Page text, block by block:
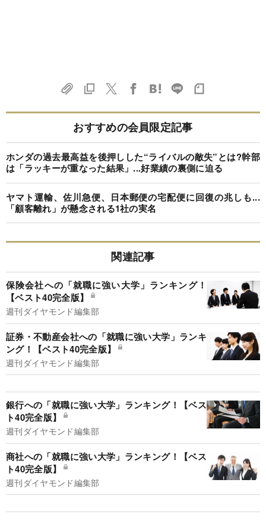
おすすめの会員限定記事
ホンダの過去最高益を後押しした“ライバルの敵失”とは?幹部
は「ラッキーが重なった結果」...好業績の裏側に迫る
ヤマト運輸、佐川急便、日本郵便の宅配便に回復の兆しも...
「顧客離れ」が懸念される1社の実名
関連記事
保険会社への「就職に強い大学」ランキング！
【ベスト40完全版】
週刊ダイヤモンド編集部
証券・不動産会社への「就職に強い大学」ランキ
ング！【ベスト40完全版】
週刊ダイヤモンド編集部
銀行への「就職に強い大学」ランキング！【ベス
ト40完全版】
週刊ダイヤモンド編集部
商社への「就職に強い大学」ランキング！【ベス
ト40完全版】
週刊ダイヤモンド編集部